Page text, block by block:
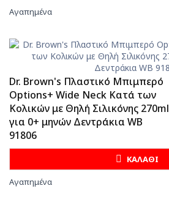
Αγαπημένα
Dr. Brown's Πλαστικό Μπιμπερό
Options+ Wide Neck Κατά των
Κολικών με Θηλή Σιλικόνης 270ml
για 0+ μηνών Δεντράκια WB
91806
ΚΑΛΑΘΙ
Αγαπημένα